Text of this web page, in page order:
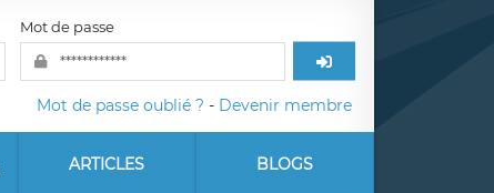
Mot de passe
Mot de passe oublié ? - Devenir membre
ARTICLES BLOGS